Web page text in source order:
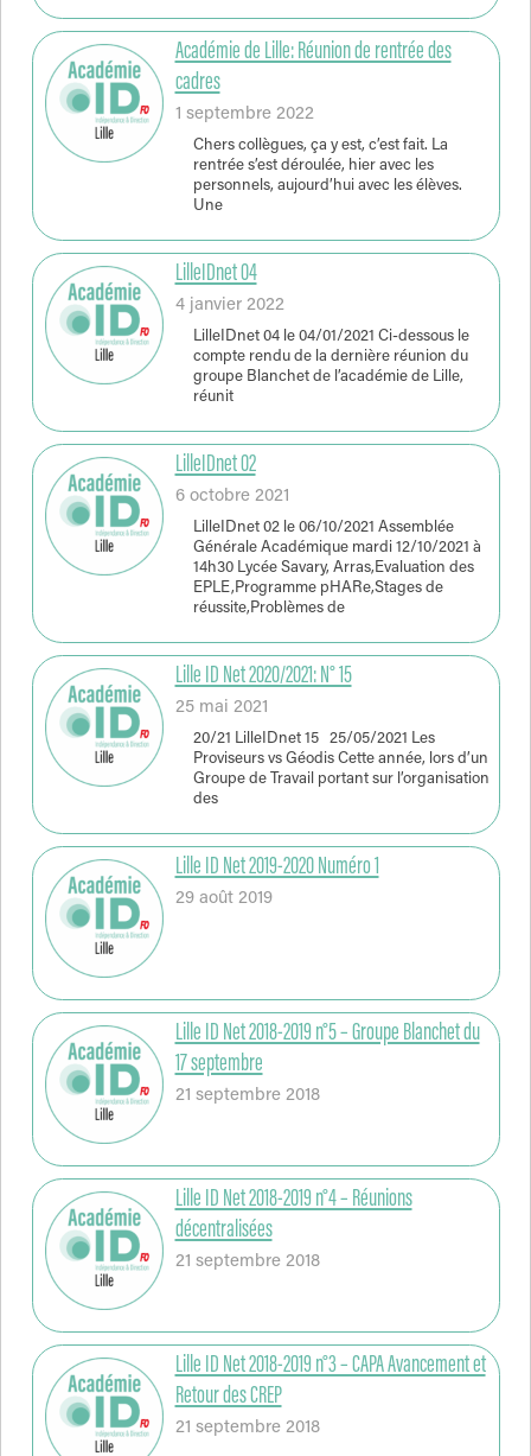
Académie de Lille: Réunion de rentrée des
cadres
1 septembre 2022
Chers collègues, ça y est, c’est fait. La
rentrée s’est déroulée, hier avec les
personnels, aujourd’hui avec les élèves.
Une
LilleIDnet 04
4 janvier 2022
LilleIDnet 04 le 04/01/2021 Ci-dessous le
compte rendu de la dernière réunion du
groupe Blanchet de l’académie de Lille,
réunit
LilleIDnet 02
6 octobre 2021
LilleIDnet 02 le 06/10/2021 Assemblée
Générale Académique mardi 12/10/2021 à
14h30 Lycée Savary, Arras,Evaluation des
EPLE,Programme pHARe,Stages de
réussite,Problèmes de
Lille ID Net 2020/2021: N° 15
25 mai 2021
20/21 LilleIDnet 15 25/05/2021 Les
Proviseurs vs Géodis Cette année, lors d’un
Groupe de Travail portant sur l’organisation
des
Lille ID Net 2019-2020 Numéro 1
29 août 2019
Lille ID Net 2018-2019 n°5 – Groupe Blanchet du
17 septembre
21 septembre 2018
Lille ID Net 2018-2019 n°4 – Réunions
décentralisées
21 septembre 2018
Lille ID Net 2018-2019 n°3 – CAPA Avancement et
Retour des CREP
21 septembre 2018